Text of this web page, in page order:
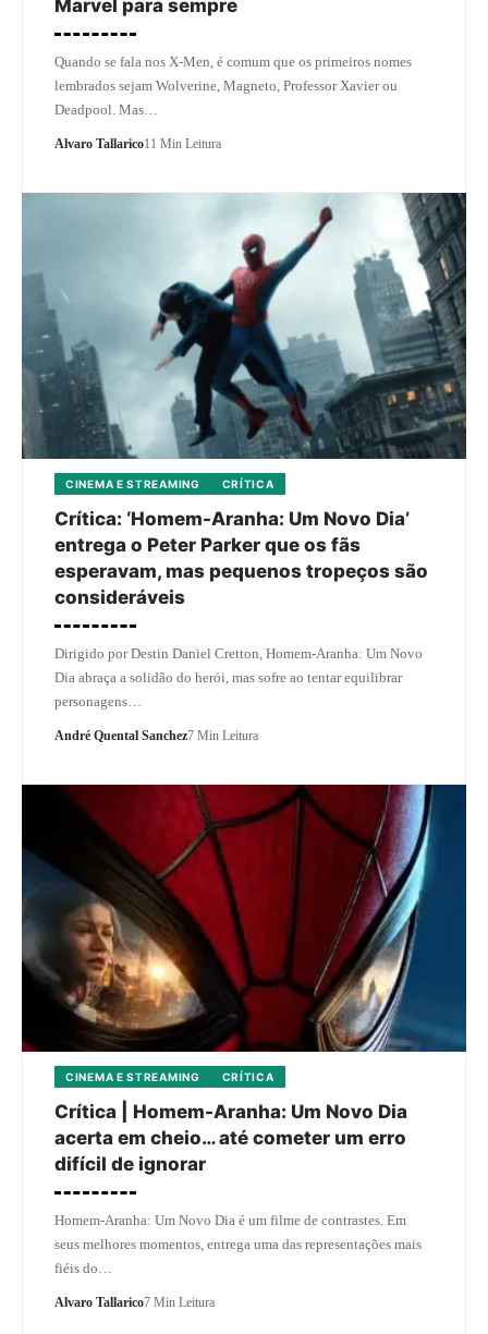
Marvel para sempre
Quando se fala nos X-Men, é comum que os primeiros nomes
lembrados sejam Wolverine, Magneto, Professor Xavier ou
Deadpool. Mas…
Alvaro Tallarico11 Min Leitura
CINEMA E STREAMING CRÍTICA
Crítica: ‘Homem-Aranha: Um Novo Dia’
entrega o Peter Parker que os fãs
esperavam, mas pequenos tropeços são
consideráveis
Dirigido por Destin Daniel Cretton, Homem-Aranha: Um Novo
Dia abraça a solidão do herói, mas sofre ao tentar equilibrar
personagens…
André Quental Sanchez7 Min Leitura
CINEMA E STREAMING CRÍTICA
Crítica | Homem-Aranha: Um Novo Dia
acerta em cheio… até cometer um erro
difícil de ignorar
Homem-Aranha: Um Novo Dia é um filme de contrastes. Em
seus melhores momentos, entrega uma das representações mais
fiéis do…
Alvaro Tallarico7 Min Leitura